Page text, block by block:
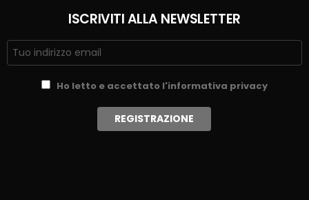
ISCRIVITI ALLA NEWSLETTER
Ho letto e accettato l'informativa privacy